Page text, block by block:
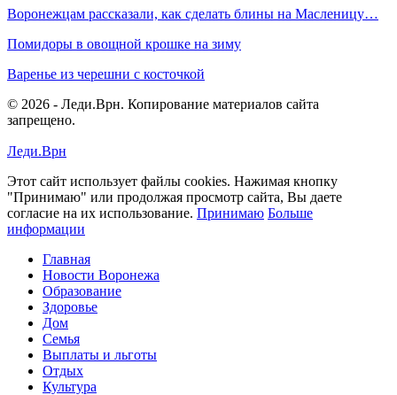
Воронежцам рассказали, как сделать блины на Масленицу…
Помидоры в овощной крошке на зиму
Варенье из черешни с косточкой
© 2026 - Леди.Врн. Копирование материалов сайта
запрещено.
Леди.Врн
Этот сайт использует файлы cookies. Нажимая кнопку
"Принимаю" или продолжая просмотр сайта, Вы даете
согласие на их использование. Принимаю Больше
информации
Главная
Новости Воронежа
Образование
Здоровье
Дом
Семья
Выплаты и льготы
Отдых
Культура